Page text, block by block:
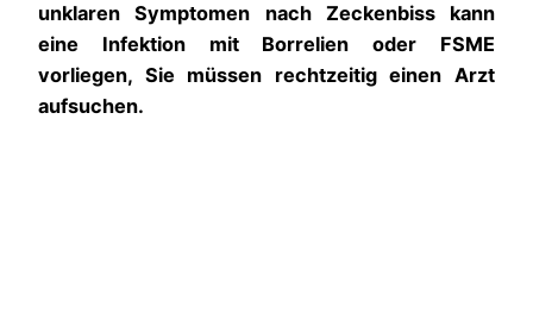
unklaren Symptomen nach Zeckenbiss kann
eine Infektion mit Borrelien oder FSME
vorliegen, Sie müssen rechtzeitig einen Arzt
aufsuchen.